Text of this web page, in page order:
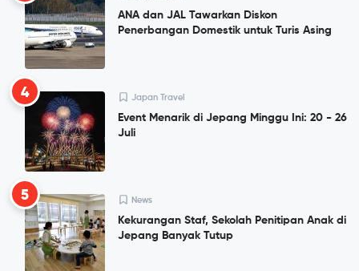
ANA dan JAL Tawarkan Diskon
Penerbangan Domestik untuk Turis Asing
4 Japan Travel
Event Menarik di Jepang Minggu Ini: 20 - 26
Juli
5 News
Kekurangan Staf, Sekolah Penitipan Anak di
Jepang Banyak Tutup